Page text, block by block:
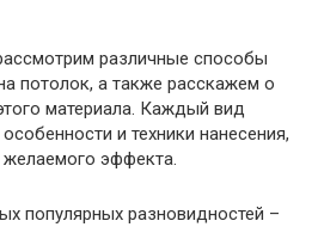
различные способы
потолок, а также расскажем о
материала. Каждый вид
и техники нанесения,
эффекта.
популярных разновидностей –